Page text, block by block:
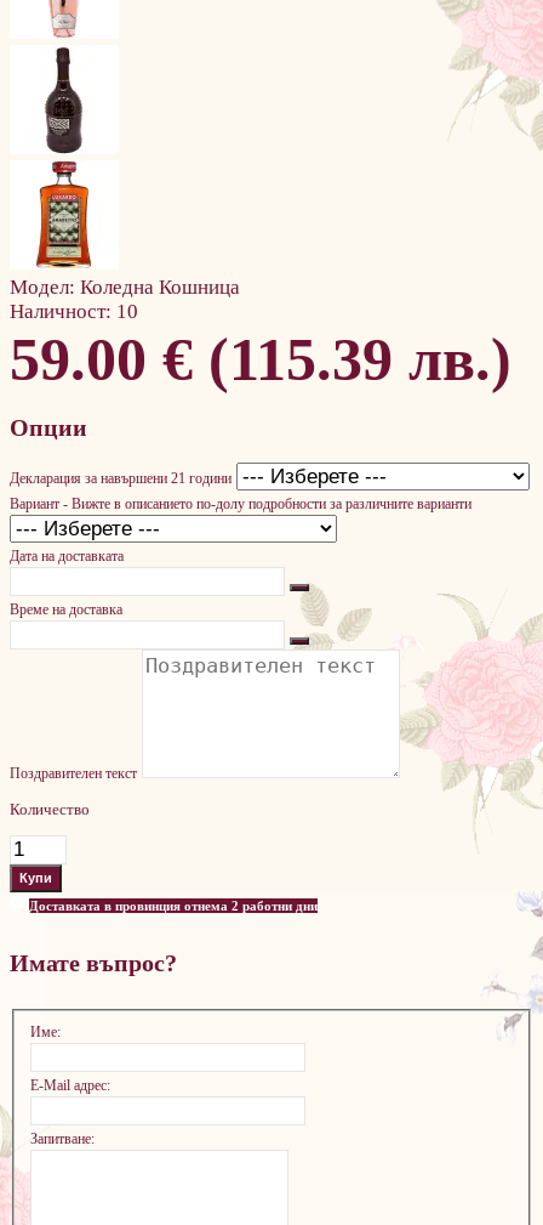
Модел: Коледна Кошница
Наличност: 10
59.00 € (115.39 лв.)
Опции
Декларация за навършени 21 години
Вариант - Вижте в описанието по-долу подробности за различните варианти
Дата на доставката
Време на доставка
Поздравителен текст
Количество
Доставката в провинция отнема 2 работни дни
Имате въпрос?
Име:
E-Mail адрес:
Запитване: